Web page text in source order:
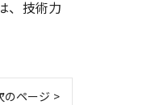
、技術力
のページ >